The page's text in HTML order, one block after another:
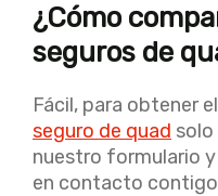
¿Cómo
seguros de
Fácil, para obtener el
seguro de quad solo
nuestro formulario
en contacto